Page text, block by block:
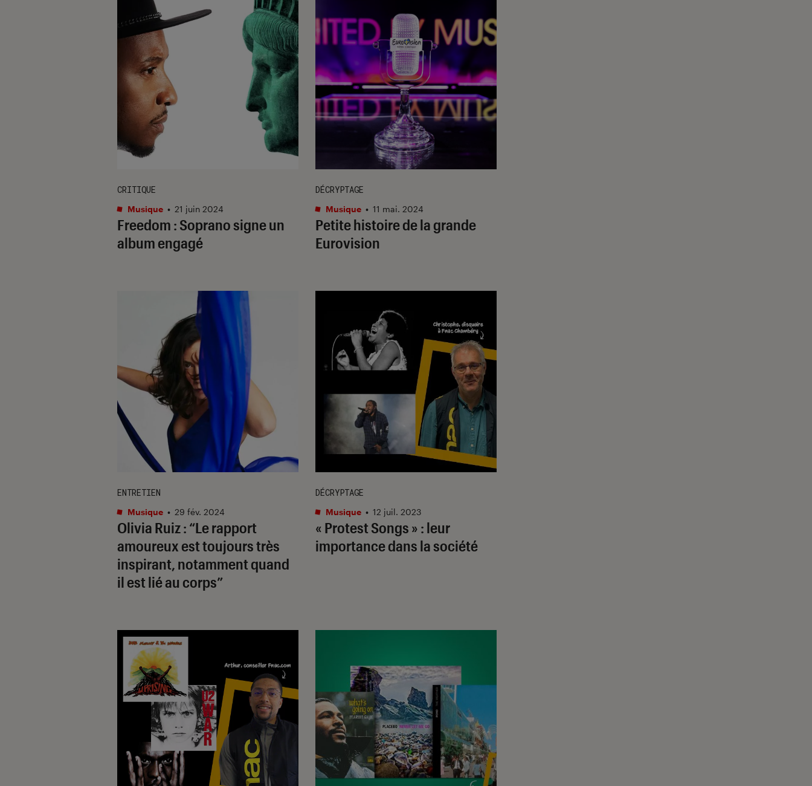
Freedom : Soprano signe un
album engagé
CRITIQUE
Musique • 21 juin 2024
Petite histoire de la grande
Eurovision
DÉCRYPTAGE
Musique • 11 mai. 2024
Olivia Ruiz : “Le rapport
amoureux est toujours très
inspirant, notamment quand
il est lié au corps”
ENTRETIEN
Musique • 29 fév. 2024
« Protest Songs » : leur
importance dans la société
DÉCRYPTAGE
Musique • 12 juil. 2023